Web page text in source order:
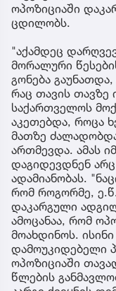
ოპოზიციაში
ცდილობს.
"აქამდეც
მორალური
გონება
რაც თავის თავზე
საქართველოს
აკეთებდა, როცა
მათზე
ართმევდა. ამას
დაგიდევდნენ
ადამიანობას.
რომ როგორმე,
დაკარგული
ამოცანაა, რომ
მოახდინოს.
დამოუკიდებელი
ოპოზიციაში
წლების